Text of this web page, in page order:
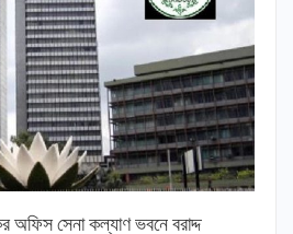
অফিস সেনা কল্যাণ ভবনে বরাদ্দ